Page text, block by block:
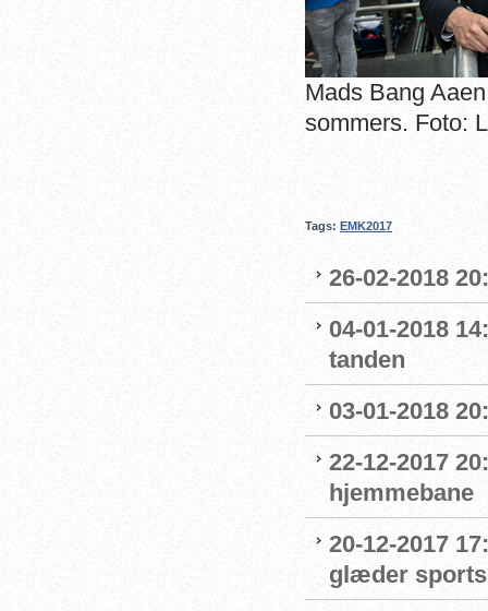
Mads Bang
sommers. Foto:
Tags: EMK2017
26-02-2018
04-01-2018
tanden
03-01-2018
22-12-2017
hjemmebane
20-12-2017
glæder